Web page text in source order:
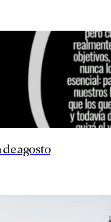
agosto